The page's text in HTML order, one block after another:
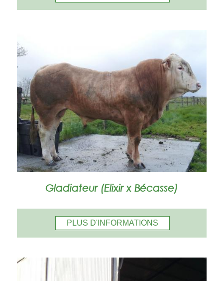
Gladiateur (Elixir x Bécasse)
PLUS D'INFORMATIONS